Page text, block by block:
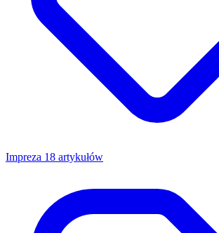
Impreza 18 artykułów